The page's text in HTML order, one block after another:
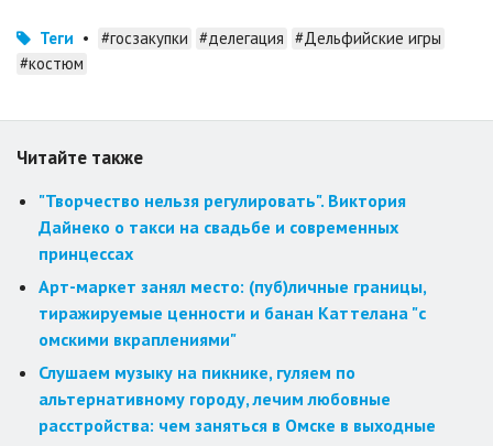
Теги • #госзакупки #делегация #Дельфийские игры
#костюм
Читайте также
"Творчество нельзя регулировать". Виктория
Дайнеко о такси на свадьбе и современных
принцессах
Арт-маркет занял место: (пуб)личные границы,
тиражируемые ценности и банан Каттелана "с
омскими вкраплениями"
Слушаем музыку на пикнике, гуляем по
альтернативному городу, лечим любовные
расстройства: чем заняться в Омске в выходные